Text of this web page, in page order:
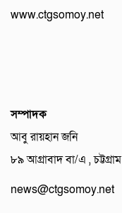
www.ctgsomoy.net
সম্পাদক
আবু রায়হান জনি
৮৯ আগ্রাবাদ বা/এ , চট্টগ্রাম
news@ctgsomoy.net